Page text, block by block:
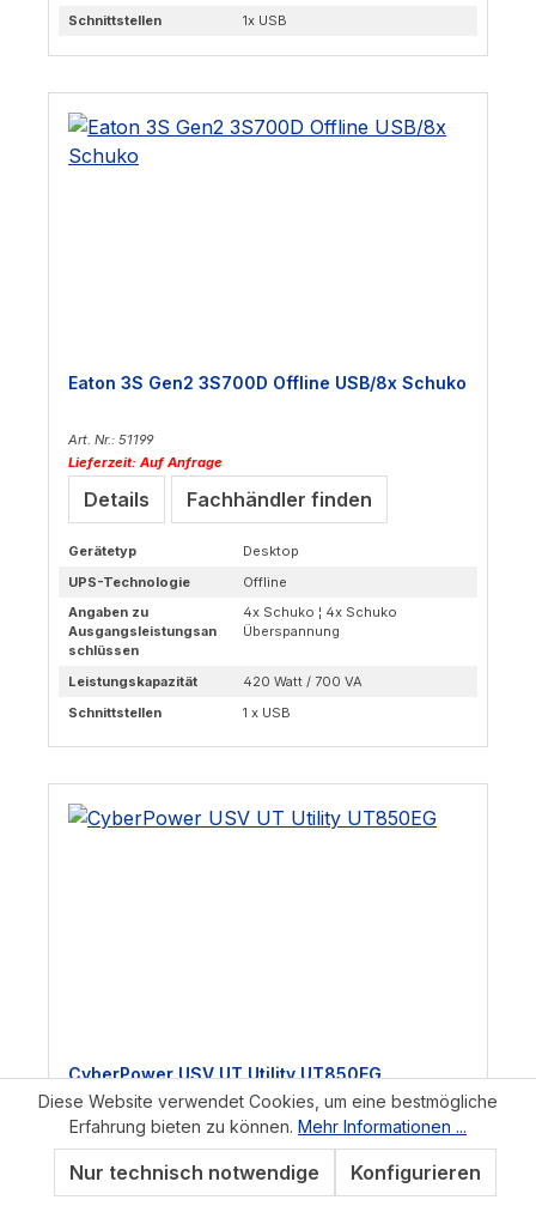
Schnittstellen
1x USB
Eaton 3S Gen2 3S700D Offline USB/8x Schuko
Art. Nr.: 51199
Lieferzeit: Auf Anfrage
Details Fachhändler finden
Gerätetyp
Desktop
UPS-Technologie
Offline
Angaben zu
Ausgangsleistungsan
schlüssen
4x Schuko ¦ 4x Schuko
Überspannung
Leistungskapazität
420 Watt / 700 VA
Schnittstellen
1 x USB
CyberPower USV UT Utility UT850EG
Art. Nr.: 51038
Lieferzeit: 5 Werktage
Details Fachhändler finden
Diese Website verwendet Cookies, um eine bestmögliche
Erfahrung bieten zu können. Mehr Informationen ...
Nur technisch notwendige Konfigurieren